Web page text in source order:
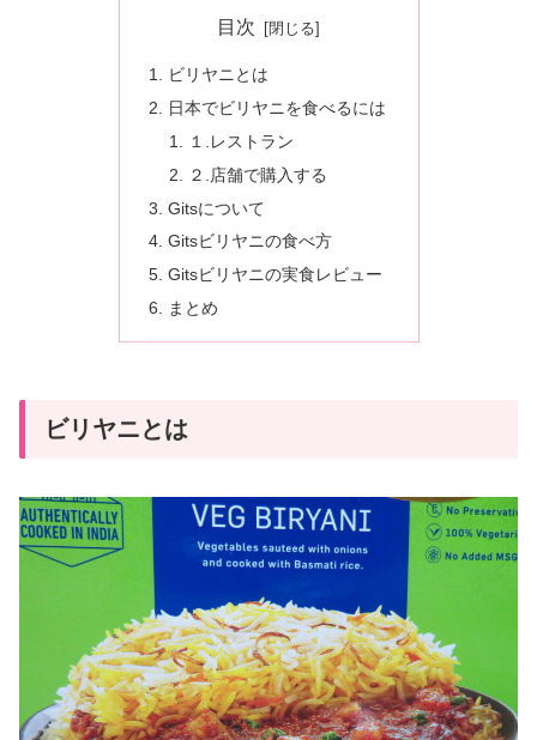
目次
ビリヤニとは
日本でビリヤニを食べるには
１.レストラン
２.店舗で購入する
Gitsについて
Gitsビリヤニの食べ方
Gitsビリヤニの実食レビュー
まとめ
ビリヤニとは